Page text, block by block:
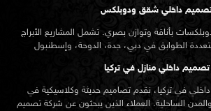
داخلي شقق ودوبلكس
بأناقة وتوازن بصري. تشمل المشاريع الأبراج
تصميم داخلي منازل في تركيا
في تركيا، نقدم تصاميم حديثة وكلاسيكية في
الساحلية. العملاء الذين يبحثون عن شركة تصميم